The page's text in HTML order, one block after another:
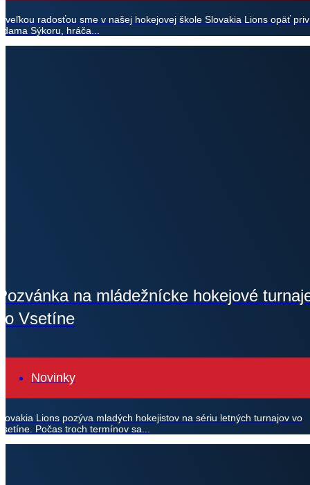
veľkou radosťou sme v našej hokejovej škole Slovakia Lions opäť
Sýkoru, hráča...
na mládežnícke hokejové
Vsetíne
Novinky
Lions pozýva mladých hokejistov na sériu letných turnajov vo
Počas troch termínov sa...